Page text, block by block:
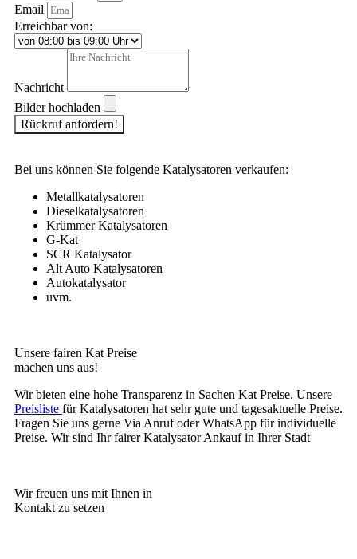
Email
Erreichbar von:
Nachricht
Bilder hochladen
Rückruf anfordern!
Bei uns können Sie folgende Katalysatoren verkaufen:
Metallkatalysatoren
Dieselkatalysatoren
Krümmer Katalysatoren
G-Kat
SCR Katalysator
Alt Auto Katalysatoren
Autokatalysator
uvm.
Unsere fairen Kat Preise
machen uns aus!
Wir bieten eine hohe Transparenz in Sachen Kat Preise. Unsere
Preisliste für Katalysatoren hat sehr gute und tagesaktuelle Preise.
Fragen Sie uns gerne Via Anruf oder WhatsApp für individuelle
Preise. Wir sind Ihr fairer Katalysator Ankauf in Ihrer Stadt
Wir freuen uns mit Ihnen in
Kontakt zu setzen